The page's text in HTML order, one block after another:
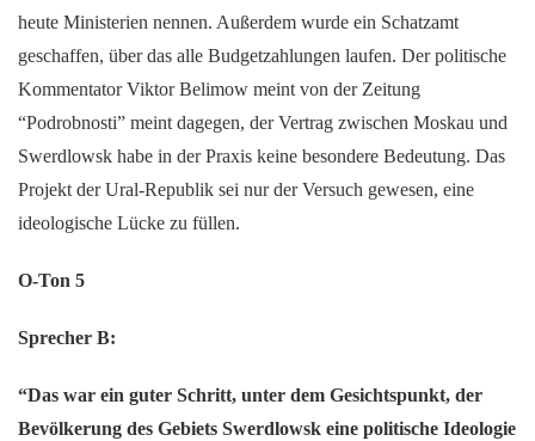
heute Ministerien nennen. Außerdem wurde ein Schatzamt
geschaffen, über das alle Budgetzahlungen laufen. Der politische
Kommentator Viktor Belimow meint von der Zeitung
“Podrobnosti” meint dagegen, der Vertrag zwischen Moskau und
Swerdlowsk habe in der Praxis keine besondere Bedeutung. Das
Projekt der Ural-Republik sei nur der Versuch gewesen, eine
ideologische Lücke zu füllen.
O-Ton 5
Sprecher B:
“Das war ein guter Schritt, unter dem Gesichtspunkt, der
Bevölkerung des Gebiets Swerdlowsk eine politische Ideologie